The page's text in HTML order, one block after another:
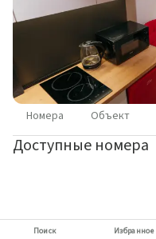
Номера Объект
Доступные номера
Поиск Избранное